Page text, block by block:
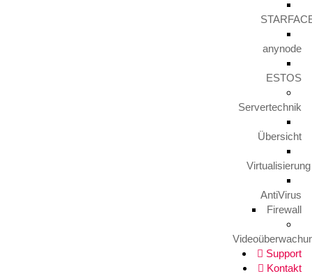
anynode
ESTOS
Servertechnik
Übersicht
Virtualisierung
AntiVirus
Firewall
Support
Kontakt